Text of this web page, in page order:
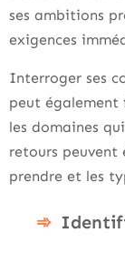
ses ambitions
exigences
Interroger ses
peut également
les domaines
retours peuvent
prendre et les